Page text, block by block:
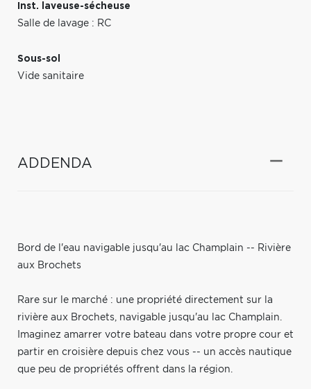
Inst. laveuse-sécheuse
Salle de lavage : RC
Sous-sol
Vide sanitaire
ADDENDA
Bord de l'eau navigable jusqu'au lac Champlain -- Rivière
aux Brochets
Rare sur le marché : une propriété directement sur la
rivière aux Brochets, navigable jusqu'au lac Champlain.
Imaginez amarrer votre bateau dans votre propre cour et
partir en croisière depuis chez vous -- un accès nautique
que peu de propriétés offrent dans la région.